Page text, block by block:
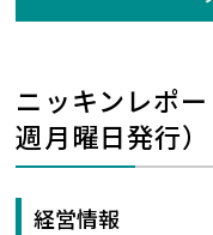
ニッキンレポ
週月曜日発行）
経営情報